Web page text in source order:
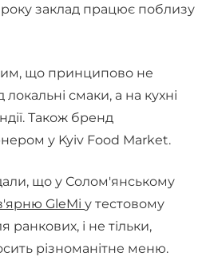
заклад працює поблизу
що принципово не
смаки, а на кухні
Також бренд
у Kyiv Food Market.
що у Солом'янському
GleMi у тестовому
ранкових, і не тільки,
різноманітне меню.